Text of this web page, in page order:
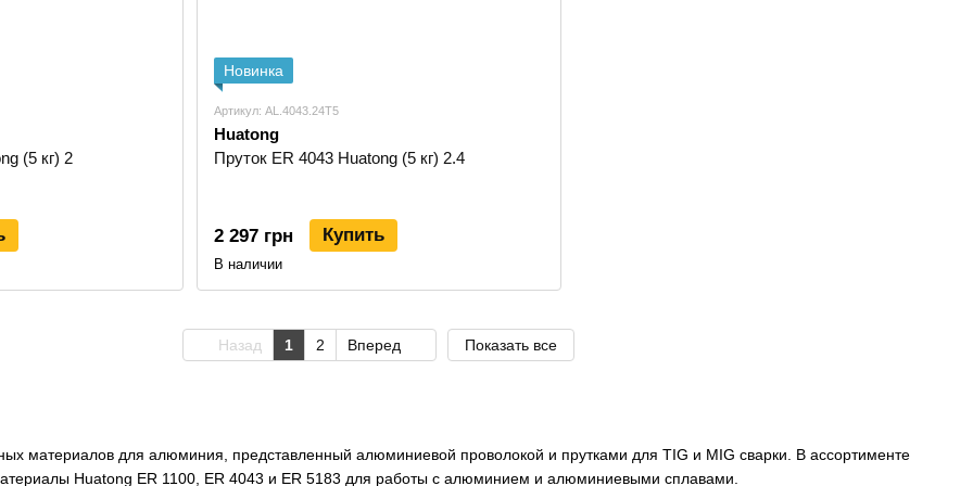
материалов для алюминия, представленный алюминиевой проволокой и прутками для TIG и MIG сварки. В ассортименте
Huatong ER 1100, ER 4043 и ER 5183 для работы с алюминием и алюминиевыми сплавами.
(5 кг) 2
Новинка
Артикул: AL.4043.24T5
Huatong
Пруток ER 4043 Huatong (5 кг) 2.4
2 297 грн Купить
В наличии
Назад 1 2 Вперед Показать все